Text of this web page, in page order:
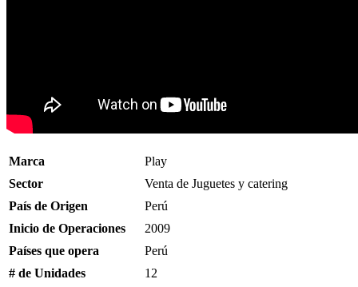
Marca
Play
Sector
Venta de Juguetes y catering
País de Origen
Perú
Inicio de Operaciones
2009
Países que opera
Perú
# de Unidades
12